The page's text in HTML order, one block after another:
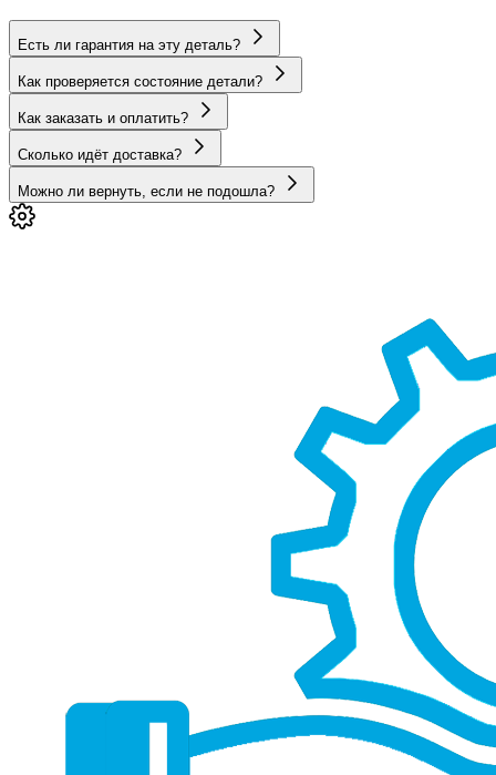
Есть ли гарантия на эту деталь?
Как проверяется состояние детали?
Как заказать и оплатить?
Сколько идёт доставка?
Можно ли вернуть, если не подошла?